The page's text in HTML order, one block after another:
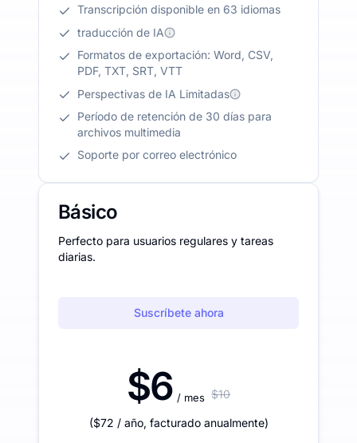
Transcripción disponible en 63 idiomas
traducción de IA
Formatos de exportación: Word, CSV,
PDF, TXT, SRT, VTT
Perspectivas de IA Limitadas
Período de retención de 30 días para
archivos multimedia
Soporte por correo electrónico
Básico
Perfecto para usuarios regulares y tareas
diarias.
Suscríbete ahora
$6 / mes $10
($72 / año, facturado anualmente)